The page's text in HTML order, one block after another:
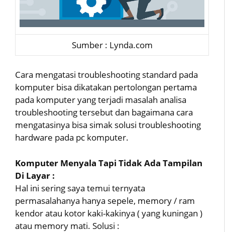
Sumber : Lynda.com
Cara mengatasi troubleshooting standard pada
komputer bisa dikatakan pertolongan pertama
pada komputer yang terjadi masalah analisa
troubleshooting tersebut dan bagaimana cara
mengatasinya bisa simak solusi troubleshooting
hardware pada pc komputer.
Komputer Menyala Tapi Tidak Ada Tampilan
Di Layar :
Hal ini sering saya temui ternyata
permasalahanya hanya sepele, memory / ram
kendor atau kotor kaki-kakinya ( yang kuningan )
atau memory mati. Solusi :